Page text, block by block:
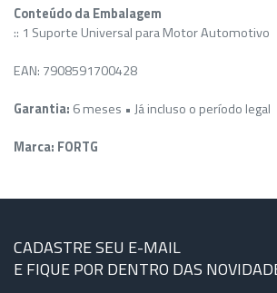
Conteúdo da Embalagem
:: 1 Suporte Universal para Motor Automotivo
EAN: 7908591700428
Garantia: 6 meses • Já incluso o período legal
Marca: FORTG
CADASTRE SEU E-MAIL
E FIQUE POR DENTRO DAS